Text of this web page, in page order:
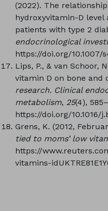
(2022). The
hydroxyvitamin-D
patients with type 2
endocrinological
https://doi.org/10.1007/
Lips, P., & van Schoor,
vitamin D on bone and
research. Clinical
metabolism, 25(4),
https://doi.org/10.1016/
Grens, K. (2012,
tied to moms’ low
https://
vitamins-